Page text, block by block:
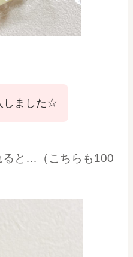
しました☆
ると…（こちらも100